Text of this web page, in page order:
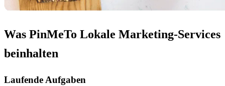
Was PinMeTo Lokale Marketing-Services
beinhalten
Laufende Aufgaben